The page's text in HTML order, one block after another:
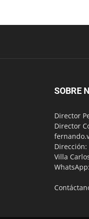
SOBRE
Director
Director
Dirección:
Villa